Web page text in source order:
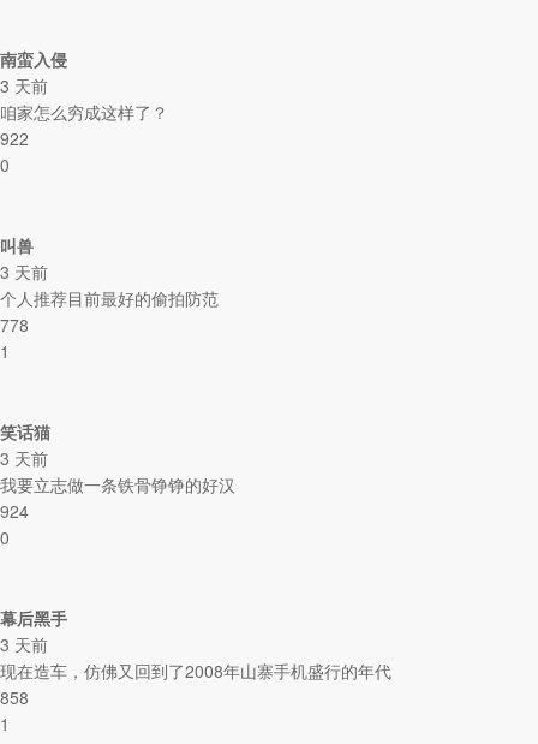
南蛮入侵
3 天前
咱家怎么穷成这样了？
922
0
叫兽
3 天前
个人推荐目前最好的偷拍防范
778
1
笑话猫
3 天前
我要立志做一条铁骨铮铮的好汉
924
0
幕后黑手
3 天前
现在造车，仿佛又回到了2008年山寨手机盛行的年代
858
1